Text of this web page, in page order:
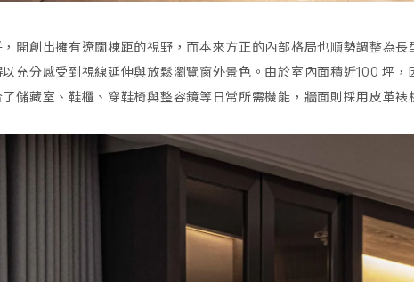
開創出擁有遼闊棟距的視野，而本來方正的內部格局也順勢調整為
充分感受到視線延伸與放鬆瀏覽窗外景色。由於室內面積近100 坪
儲藏室、鞋櫃、穿鞋椅與整容鏡等日常所需機能，牆面則採用皮革